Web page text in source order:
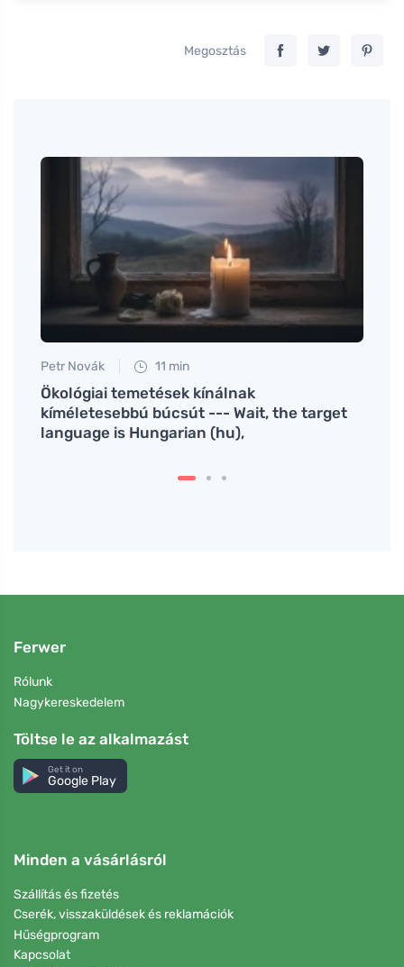
Megosztás
Petr Novák 11 min
Ökológiai temetések kínálnak
kíméletesebbú búcsút --- Wait, the target
language is Hungarian (hu),
Ferwer
Rólunk
Nagykereskedelem
Töltse le az alkalmazást
Get it on
Google Play
Minden a vásárlásról
Szállítás és fizetés
Cserék, visszaküldések és reklamációk
Hűségprogram
Kapcsolat